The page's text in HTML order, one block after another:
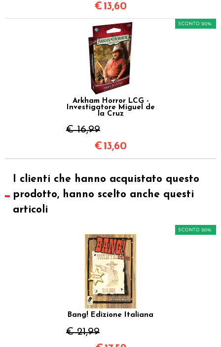
€ 13,60
Arkham Horror LCG -
Investigatore Miguel de
la Cruz
€ 16,99
SCONTO 20%
€ 13,60
I clienti che hanno acquistato questo
prodotto, hanno scelto anche questi
articoli
Bang! Edizione Italiana
€ 21,99
SCONTO 20%